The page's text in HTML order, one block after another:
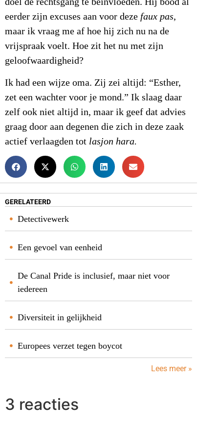
eerder zijn excuses aan voor deze faux pas,
maar ik vraag me af hoe hij zich nu na de
vrijspraak voelt. Hoe zit het nu met zijn
geloofwaardigheid?
Ik had een wijze oma. Zij zei altijd: “Esther,
zet een wachter voor je mond.” Ik slaag daar
zelf ook niet altijd in, maar ik geef dat advies
graag door aan degenen die zich in deze zaak
actief verlaagden tot lasjon hara.
GERELATEERD
Detectivewerk
Een gevoel van eenheid
De Canal Pride is inclusief, maar niet voor
iedereen
Diversiteit in gelijkheid
Europees verzet tegen boycot
Lees meer »
3 reacties